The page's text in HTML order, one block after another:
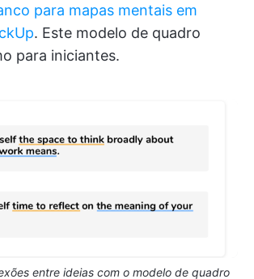
para mapas mentais em
. Este modelo de quadro
para iniciantes.
entre ideias com o modelo de quadro